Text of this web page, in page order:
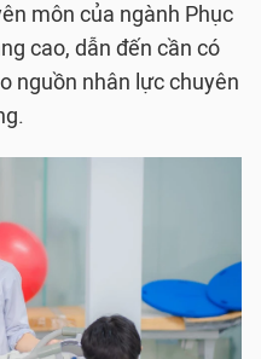
môn của ngành Phục
cao, dẫn đến cần có
nguồn nhân lực chuyên